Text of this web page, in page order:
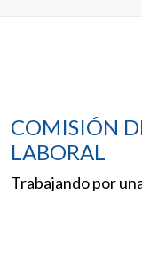
COMISIÓN
LABORAL
Trabajando por